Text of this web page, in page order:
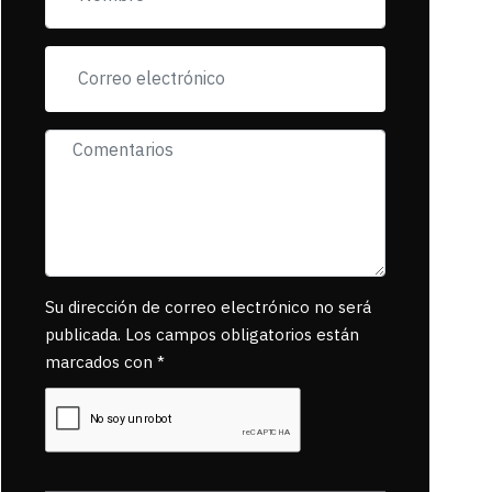
exigiendo al asesino
se reponsanbilice
Su dirección de correo electrónico no será
publicada. Los campos obligatorios están
marcados con *